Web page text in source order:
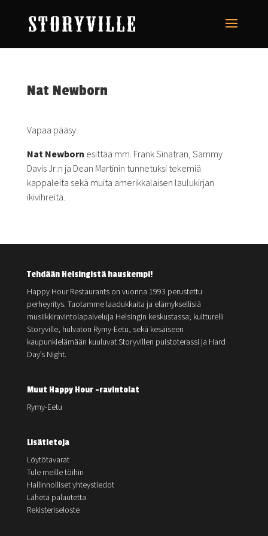
Nat Newborn
Vapaa pääsy
Nat Newborn esittää mm. Frank Sinatran, Sammy
Davis Jr:n ja Dean Martinin tunnetuksi tekemiä
kappaleita sekä muita amerikkalaisen laulukirjan
ikivihreitä.
Tehdään Helsingistä hauskempi!
Happy Hour Restaurants on vuonna 1993 perustettu
perheyritys. Tuotamme laadukkaita ja elämyksellisiä
musiikkiravintolapalveluja Helsingin keskustassa; kultturelli
Storyville, hulvaton Rymy-Eetu, sekä kesäiseen
kaupunkielämään kuuluvat Storyvillen puistoterassi ja Hard
Day’s Night.
Muut Happy Hour -ravintolat
Rymy-Eetu
Lisätietoja
Löytötavarat
Tule meille töihin
Hallinnolliset yhteystiedot
Lähetä palautetta
Rekisteriseloste